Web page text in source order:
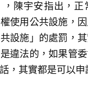
，陳宇安指出，正
使用公共設施，
共設施」的處罰，
違法的，如果管
，其實都是可以申